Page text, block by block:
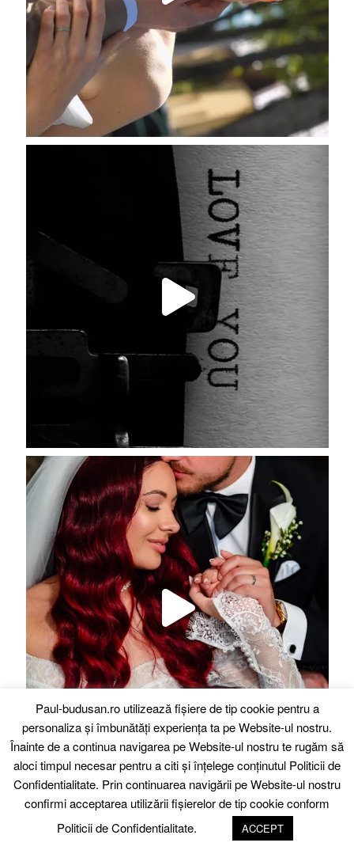
Follow on Instagram
Paul-budusan.ro utilizează fişiere de tip cookie pentru a
personaliza și îmbunătăți experiența ta pe Website-ul nostru.
Înainte de a continua navigarea pe Website-ul nostru te rugăm să
aloci timpul necesar pentru a citi și înțelege conținutul Politicii de
Confidentialitate. Prin continuarea navigării pe Website-ul nostru
confirmi acceptarea utilizării fişierelor de tip cookie conform
Politicii de Confidentialitate.
ACCEPT